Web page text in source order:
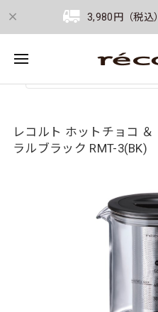
3,980円（税込
レコルト ホットチョコ
ラルブラック RMT-3(BK)